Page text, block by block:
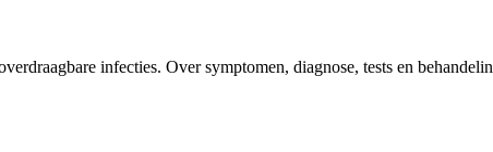
infecties. Over symptomen, diagnose, tests en